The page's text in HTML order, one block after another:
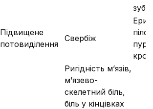
Підвищене
потовиділення
Свербіж
Ригідність м’язів,
м’язево-
скелетний біль,
біль у кінцівках